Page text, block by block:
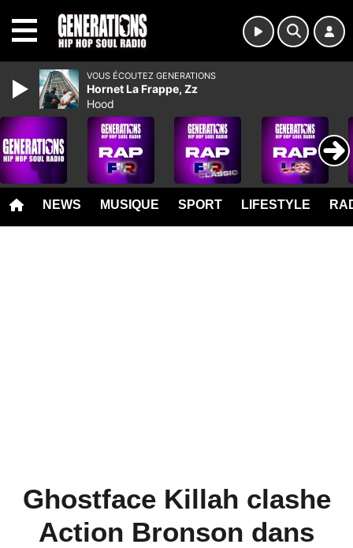
NEWS MUSIQUE SPORT LIFESTYLE
Ghostface Killah clashe
Action Bronson dans
VOUS ÉCOUTEZ GENERATIONS
Hornet La Frappe, Zz
Hood